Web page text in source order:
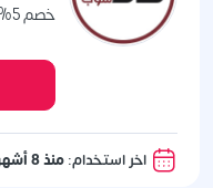
خصم 5% على القهوة وملحقاتها
اخر استخدام:منذ 8 أشهر